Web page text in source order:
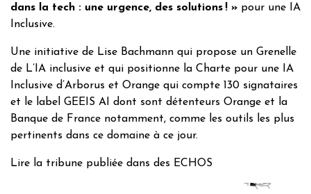
dans la tech : une urgence, des solutions ! » pour une IA
Inclusive.
Une initiative de Lise Bachmann qui propose un Grenelle
de L’IA inclusive et qui positionne la Charte pour une IA
Inclusive d’Arborus et Orange qui compte 130 signataires
et le label GEEIS AI dont sont détenteurs Orange et la
Banque de France notamment, comme les outils les plus
pertinents dans ce domaine à ce jour.
Lire la tribune publiée dans des ECHOS